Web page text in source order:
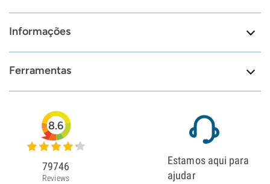
Informações
Ferramentas
8.6
79746
Reviews
Estamos aqui para
ajudar